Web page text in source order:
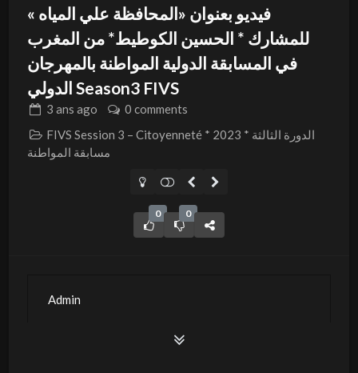
فيديو بعنوان «المحافظة علي المياه »
للمشارك * الحسين الكوطيط* من المغرب
في المسابقة الدولية المواطنة بالمهرجان
الدولي Season3 FIVS
3 ans ago
0 comments
FIVS Session 3 – Citoyenneté * 2023 * الدورة الثالثة
مسابقة المواطنة
0 0
Admin